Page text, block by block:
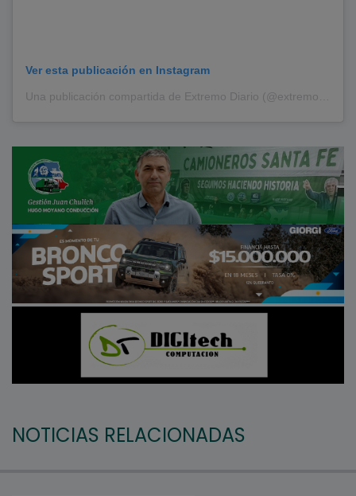
Ver esta publicación en Instagram
NOTICIAS RELACIONADAS